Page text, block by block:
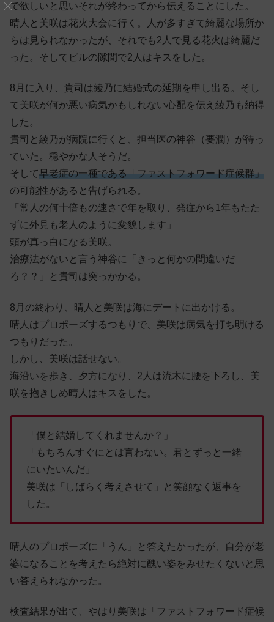
で欲しいと思いそれが終わってから伝えることにした。
晴人と美咲は花火大会に行く。人が多すぎて綺麗な場所か
らは見られなかったが、それでも2人で見る花火は綺麗だ
った。そしてビルの隙間で2人はキスをした。
8月に入り、貴司は綾乃に結婚式の延期を申し出る。そし
て美咲が何か悪い病気かもしれない心配を伝え綾乃も納得
した。
貴司と綾乃が病院に行くと、担当医の神谷（要潤）が待っ
ていた。穏やかな人そうだ。
そして早老症の一種である「ファストフォワード症候群」
の可能性があると告げられる。
「常人の何十倍もの速さで年を取り、発症から1年もたた
ずに外見も老人のように変貌します」
頭が真っ白になる美咲。
治療法がないと言う神谷に「きっと何かの間違いだ
ろ？？」と貴司は突っかかる。
8月の終わり、晴人と美咲は海にデートに出かける。
晴人はプロポーズするつもりで、美咲は病気を打ち明ける
つもりだった。
しかし、美咲は話せない。
海沿いを歩き、夕方になり、2人は流木に腰を下ろし、美
咲を抱きしめ晴人はキスをした。
「僕と結婚してくれませんか？」
「もちろんすぐにとは言わない。君とずっと一緒
にいたいんだ」
美咲は「しばらく考えさせて」と笑顔なく返事を
した。
晴人のプロポーズに「うん」と答えたかったが、自分が老
婆になることを考えたら絶対に醜い姿をみせたくないと思
い答えられなかった。
検査結果が出て、やはり美咲は「ファストフォワード症候